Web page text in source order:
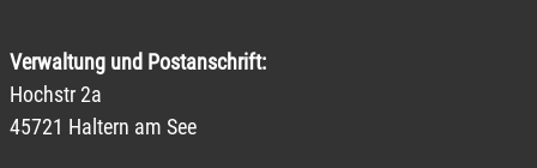
Verwaltung und Postanschrift:
Hochstr 2a
45721 Haltern am See